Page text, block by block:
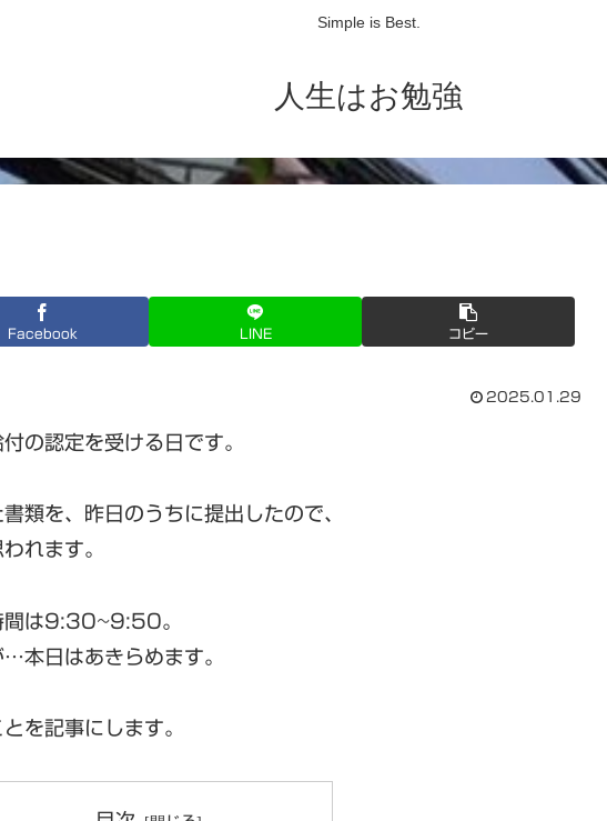
Simple is Best.
人生はお勉強
Facebook LINE コピー
2025.01.29
の認定を受ける日です。
類を、昨日のうちに提出したので、
れます。
間は9:30~9:50。
本日はあきらめます。
を記事にします。